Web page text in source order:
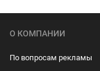
О КОМПАНИИ
По вопросам рекламы